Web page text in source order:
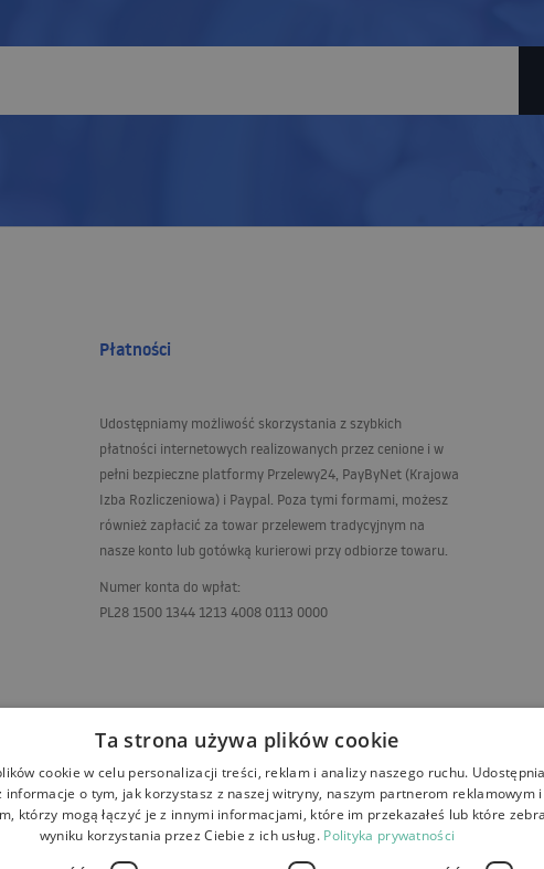
Płatności
Udostępniamy możliwość skorzystania z szybkich
płatności internetowych realizowanych przez cenione i w
pełni bezpieczne platformy Przelewy24, PayByNet (Krajowa
Izba Rozliczeniowa) i Paypal. Poza tymi formami, możesz
również zapłacić za towar przelewem tradycyjnym na
nasze konto lub gotówką kurierowi przy odbiorze towaru.
Numer konta do wpłat:
PL28 1500 1344 1213 4008 0113 0000
Ta strona używa plików cookie
cookie w celu personalizacji treści, reklam i analizy naszego ruchu.
informacje o tym, jak korzystasz z naszej witryny, naszym partnerom reklamowym i
którzy mogą łączyć je z innymi informacjami, które im przekazałeś lub które
wyniku korzystania przez Ciebie z ich usług. Polityka prywatności